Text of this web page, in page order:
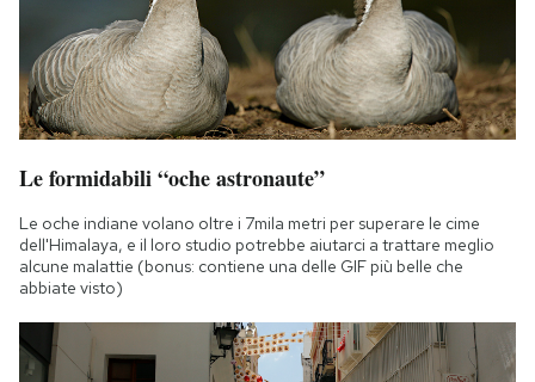
Le formidabili “oche astronaute”
Le oche indiane volano oltre i 7mila metri per superare le cime
dell'Himalaya, e il loro studio potrebbe aiutarci a trattare meglio
alcune malattie (bonus: contiene una delle GIF più belle che
abbiate visto)